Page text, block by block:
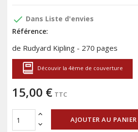
done Dans Liste d'envies
Référence:
de Rudyard Kipling - 270 pages
Découvir la 4ème de couverture
15,00 € TTC
AJOUTER AU PANIER